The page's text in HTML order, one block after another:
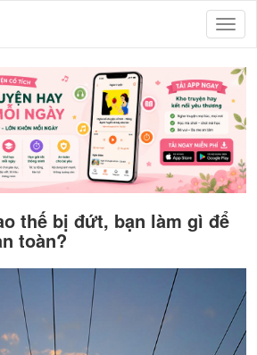
thế bị đứt, bạn làm gì để
toàn?